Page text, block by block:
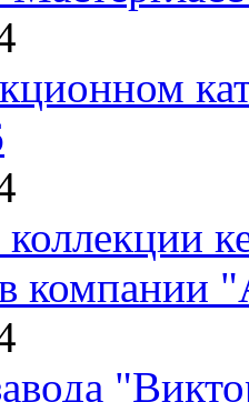
в компании